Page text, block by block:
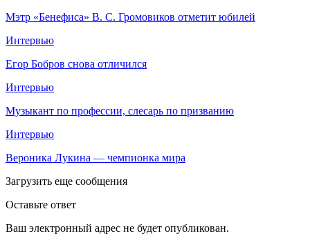
Мэтр «Бенефиса» В. С. Громовиков отметит юбилей
Интервью
Егор Бобров снова отличился
Интервью
Музыкант по профессии, слесарь по призванию
Интервью
Вероника Лукина — чемпионка мира
Загрузить еще сообщения
Оставьте ответ
Ваш электронный адрес не будет опубликован.